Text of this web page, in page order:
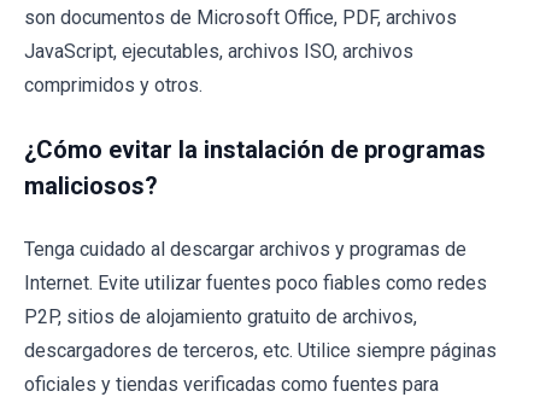
son documentos de Microsoft Office, PDF, archivos
JavaScript, ejecutables, archivos ISO, archivos
comprimidos y otros.
¿Cómo evitar la instalación de programas
maliciosos?
Tenga cuidado al descargar archivos y programas de
Internet. Evite utilizar fuentes poco fiables como redes
P2P, sitios de alojamiento gratuito de archivos,
descargadores de terceros, etc. Utilice siempre páginas
oficiales y tiendas verificadas como fuentes para